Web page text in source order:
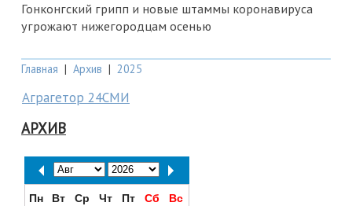
Гонконгский грипп и новые штаммы коронавируса
угрожают нижегородцам осенью
Главная | Архив | 2025
Аграгетор 24СМИ
АРХИВ
Пн Вт Ср Чт Пт Сб
Вс